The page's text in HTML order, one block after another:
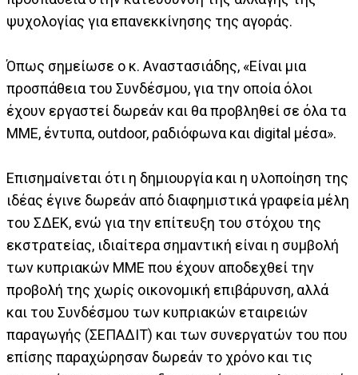
ψυχολογίας για επανεκκίνησης της αγοράς.
Όπως σημείωσε ο κ. Αναστασιάδης, «Είναι μια
προσπάθεια του Συνδέσμου, για την οποία όλοι
έχουν εργαστεί δωρεάν και θα προβληθεί σε όλα τα
ΜΜΕ, έντυπα, outdoor, ραδιόφωνα και digital μέσα».
Επισημαίνεται ότι η δημιουργία και η υλοποίηση της
ιδέας έγινε δωρεάν από διαφημιστικά γραφεία μέλη
του ΣΔΕΚ, ενώ για την επίτευξη του στόχου της
εκστρατείας, ιδιαίτερα σημαντική είναι η συμβολή
των κυπριακών ΜΜΕ που έχουν αποδεχθεί την
προβολή της χωρίς οικονομική επιβάρυνση, αλλά
και του Συνδέσμου των κυπριακών εταιρειών
παραγωγής (ΣΕΠΑΔΙΤ) και των συνεργατών του που
επίσης παραχώρησαν δωρεάν το χρόνο και τις